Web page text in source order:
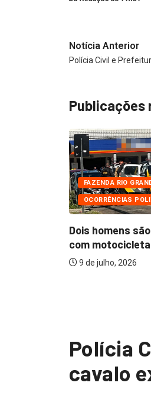
Notícia Anterior
Polícia Civil e
Publicações
FAZENDA RIO GRANDE
OCORRÊNCIAS
Dois homens são
com motocicleta
9 de julho, 2026
Polícia
cavalo